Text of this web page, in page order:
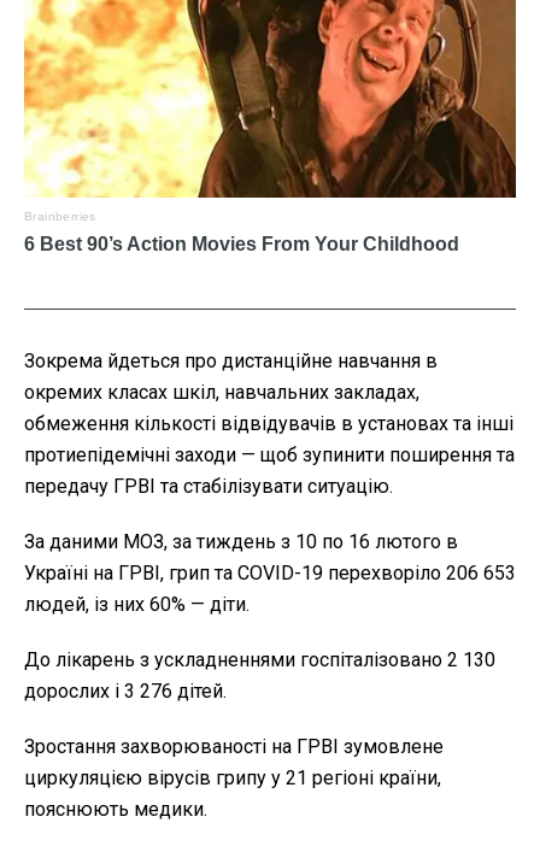
Зокрема йдеться про дистанційне навчання в
окремих класах шкіл, навчальних закладах,
обмеження кількості відвідувачів в установах та інші
протиепідемічні заходи — щоб зупинити поширення та
передачу ГРВІ та стабілізувати ситуацію.
За даними МОЗ, за тиждень з 10 по 16 лютого в
Україні на ГРВІ, грип та COVID-19 перехворіло 206 653
людей, із них 60% — діти.
До лікарень з ускладненнями госпіталізовано 2 130
дорослих і 3 276 дітей.
Зростання захворюваності на ГРВІ зумовлене
циркуляцією вірусів грипу у 21 регіоні країни,
пояснюють медики.